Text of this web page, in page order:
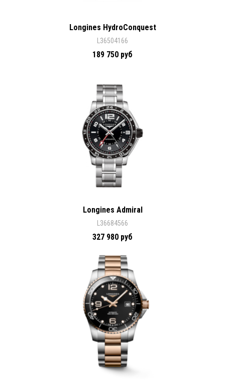
Longines HydroConquest
L36504166
189 750 руб
Longines Admiral
L36684566
327 980 руб